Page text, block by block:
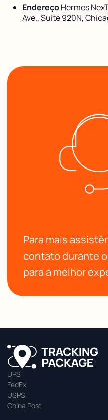
EndereçoHermes
Ave., Suite 920N,
Para mais
contato durante
para a melhor
UPS
FedEx
USPS
China Post